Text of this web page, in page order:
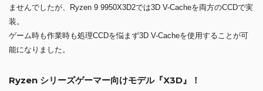
ませんでしたが、Ryzen 9 9950X3D2では3D V-Cacheを両方のCCDで実
装。
ゲーム時も作業時も処理CCDを悩まず3D V-Cacheを使用することが可
能になりました。
Ryzen シリーズゲーマー向けモデル『X3D』！